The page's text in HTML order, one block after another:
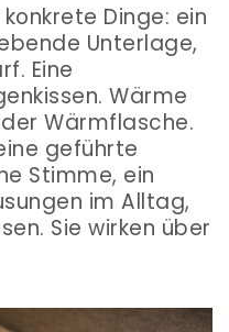
Dinge: ein
Unterlage,
Eine
Wärme
Wärmflasche.
geführte
Stimme, ein
im Alltag,
Sie wirken über